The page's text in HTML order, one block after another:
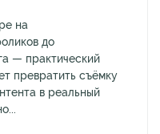
на
до
— практический
превратить съёмку
в реальный